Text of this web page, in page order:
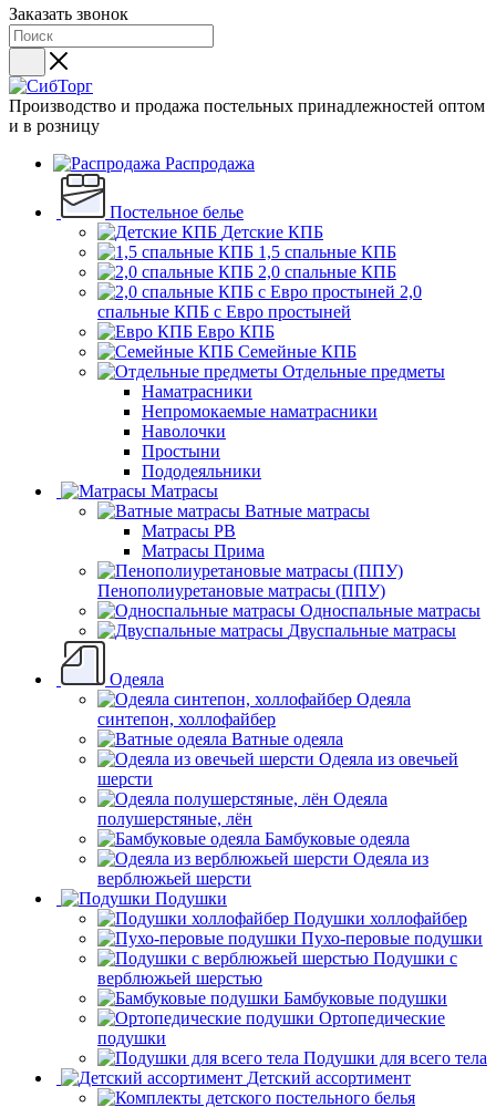
Заказать звонок
Производство и продажа постельных принадлежностей оптом
и в розницу
Распродажа
Постельное белье
Детские КПБ
1,5 спальные КПБ
2,0 спальные КПБ
2,0
спальные КПБ с Евро простыней
Евро КПБ
Семейные КПБ
Отдельные предметы
Наматрасники
Непромокаемые наматрасники
Наволочки
Простыни
Пододеяльники
Матрасы
Ватные матрасы
Матрасы РВ
Матрасы Прима
Пенополиуретановые матрасы (ППУ)
Односпальные матрасы
Двуспальные матрасы
Одеяла
Одеяла
синтепон, холлофайбер
Ватные одеяла
Одеяла из овечьей
шерсти
Одеяла
полушерстяные, лён
Бамбуковые одеяла
Одеяла из
верблюжьей шерсти
Подушки
Подушки холлофайбер
Пухо-перовые подушки
Подушки с
верблюжьей шерстью
Бамбуковые подушки
Ортопедические
подушки
Подушки для всего тела
Детский ассортимент